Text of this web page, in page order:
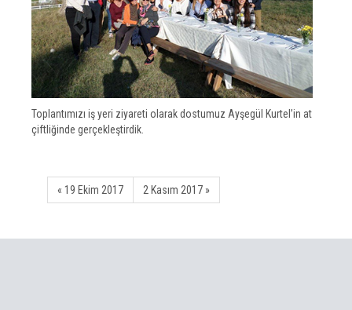
Toplantımızı iş yeri ziyareti olarak dostumuz Ayşegül Kurtel’in at
çiftliğinde gerçekleştirdik.
« 19 Ekim 2017 2 Kasım 2017 »